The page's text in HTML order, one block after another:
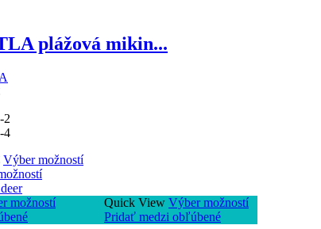
plážová mikin...
2
4
Výber možností
možností
Quick View Výber možností
Pridať medzi obľúbené